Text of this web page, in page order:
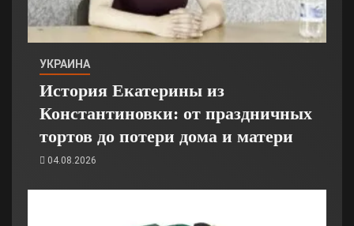
УКРАИНА
История Екатерины из
Константиновки: от праздничных
тортов до потери дома и матери
04.08.2026